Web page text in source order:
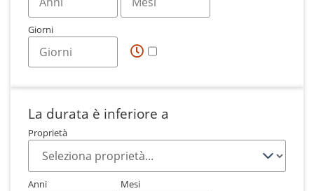
Giorni
La durata è inferiore a
Proprietà
Anni Mesi